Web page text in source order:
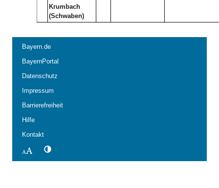
Krumbach
(Schwaben)
Bayern.de
BayernPortal
Datenschutz
Impressum
Barrierefreiheit
Hilfe
Kontakt
SchriftgrößeKontrastwechsel